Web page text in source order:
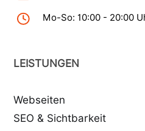
Mo-So: 10:00 - 20:00
LEISTUNGEN
Webseiten
SEO & Sichtbarkeit